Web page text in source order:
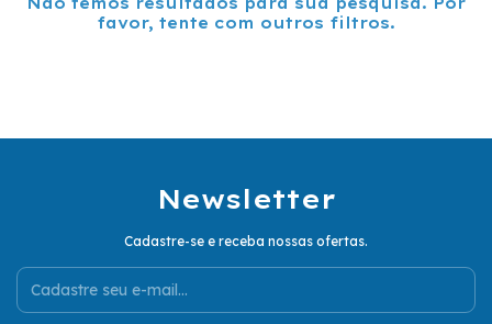
favor, tente com outros filtros.
Newsletter
Cadastre-se e receba nossas ofertas.